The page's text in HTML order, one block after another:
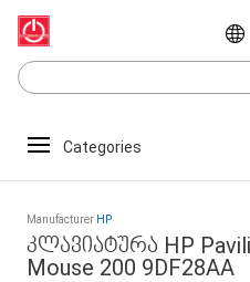
Categories
Manufacturer HP
კლავიატურა HP
Mouse 200 9DF28AA